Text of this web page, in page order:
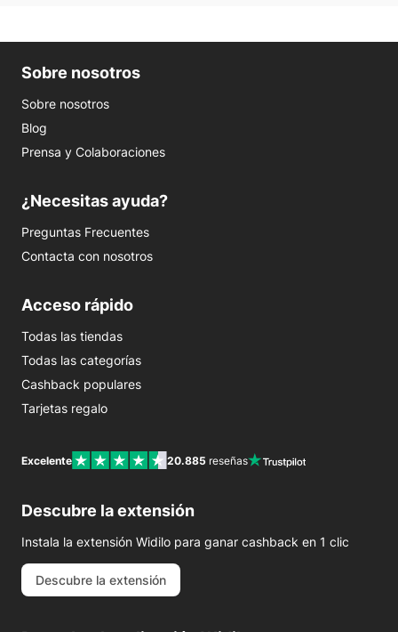
Sobre nosotros
Sobre nosotros
Blog
Prensa y Colaboraciones
¿Necesitas ayuda?
Preguntas Frecuentes
Contacta con nosotros
Acceso rápido
Todas las tiendas
Todas las categorías
Cashback populares
Tarjetas regalo
Excelente 20.885 reseñas
Descubre la extensión
Instala la extensión Widilo para ganar cashback en 1 clic
Descubre la extensión